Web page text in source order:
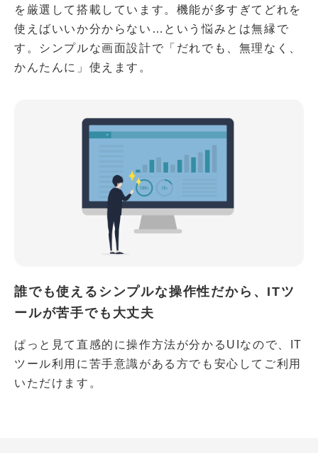
を厳選して搭載しています。機能が多すぎてどれを
使えばいいか分からない…という悩みとは無縁で
す。シンプルな画面設計で「だれでも、無理なく、
かんたんに」使えます。
誰でも使えるシンプルな操作性だから、ITツ
ールが苦手でも大丈夫
ぱっと見て直感的に操作方法が分かるUIなので、IT
ツール利用に苦手意識がある方でも安心してご利用
いただけます。